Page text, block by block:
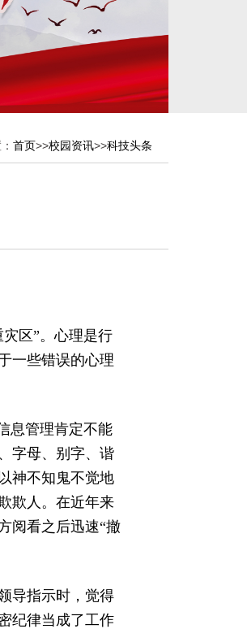
首页>>校园资讯>>科技头条
区”。心理是行
一些错误的心理
息管理肯定不能
字母、别字、谐
神不知鬼不觉地
欺人。在近年来
阅看之后迅速“撤
导指示时，觉得
纪律当成了工作